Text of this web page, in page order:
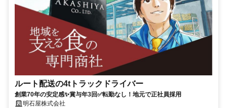
ルート配送の4tトラックドライバー
創業70年の安定感✨賞与年3回✅転勤なし！地元で正社員採用
明石屋株式会社